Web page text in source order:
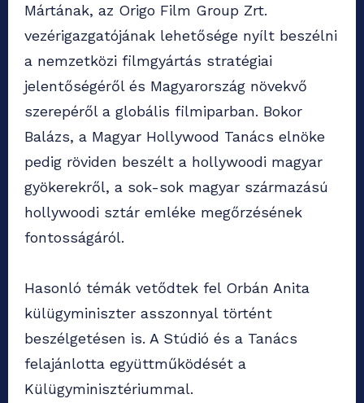
Mártának, az Origo Film Group Zrt.
vezérigazgatójának lehetősége nyílt beszélni
a nemzetközi filmgyártás stratégiai
jelentőségéről és Magyarország növekvő
szerepéről a globális filmiparban. Bokor
Balázs, a Magyar Hollywood Tanács elnöke
pedig röviden beszélt a hollywoodi magyar
gyökerekről, a sok-sok magyar származású
hollywoodi sztár emléke megőrzésének
fontosságáról.
Hasonló témák vetődtek fel Orbán Anita
külügyminiszter asszonnyal történt
beszélgetésen is. A Stúdió és a Tanács
felajánlotta együttműködését a
Külügyminisztériummal.